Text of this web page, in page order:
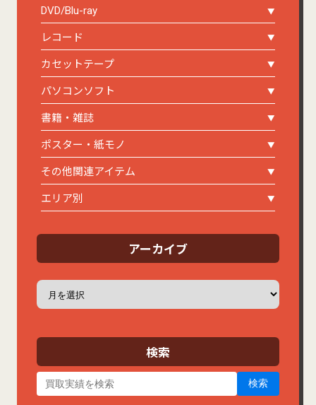
DVD/Blu-ray
レコード
カセットテープ
パソコンソフト
書籍・雑誌
ポスター・紙モノ
その他関連アイテム
エリア別
アーカイブ
ア
カ
ブ
検索
検索